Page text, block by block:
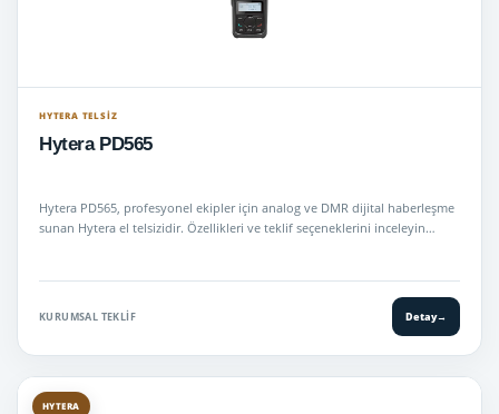
HYTERA TELSIZ
Hytera PD565
Hytera PD565, profesyonel ekipler için analog ve DMR dijital haberleşme
sunan Hytera el telsizidir. Özellikleri ve teklif seçeneklerini inceleyin…
KURUMSAL TEKLIF Detay→
HYTERA